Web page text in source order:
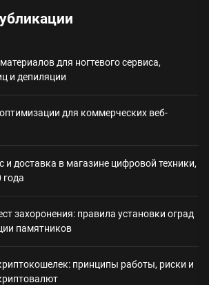
для ногтевого сервиса,
и депиляции
для коммерческих веб-
и доставка в магазине цифровой техники,
захоронения: правила установки оград
памятников
принципы работы, риски и